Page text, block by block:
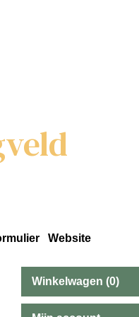
Website
Winkelwagen (0)